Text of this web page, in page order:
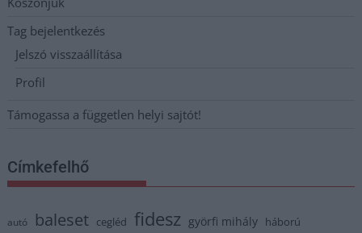
Tag bejelentkezés
Jelszó visszaállítása
Profil
Támogassa a független helyi sajtót!
Címkefelhő
autó baleset cegléd fidesz györfi mihály háború